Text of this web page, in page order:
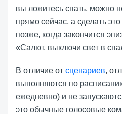
вы ложитесь спать, можно
прямо сейчас, а сделать
позже, когда закончится
«Салют, выключи свет в
В отличие от сценариев,
выполняются по
ежедневно) и не
это обычные голосовые